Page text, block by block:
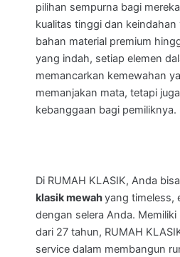
pilihan sempurna bagi
kualitas tinggi dan keindahan
bahan material premium
yang indah, setiap elemen
memancarkan kemewahan
memanjakan mata, tetapi
kebanggaan bagi pemiliknya.
Di RUMAH KLASIK, Anda
klasik mewahyang timeless,
dengan selera Anda.
dari 27 tahun, RUMAH
service dalam membangun